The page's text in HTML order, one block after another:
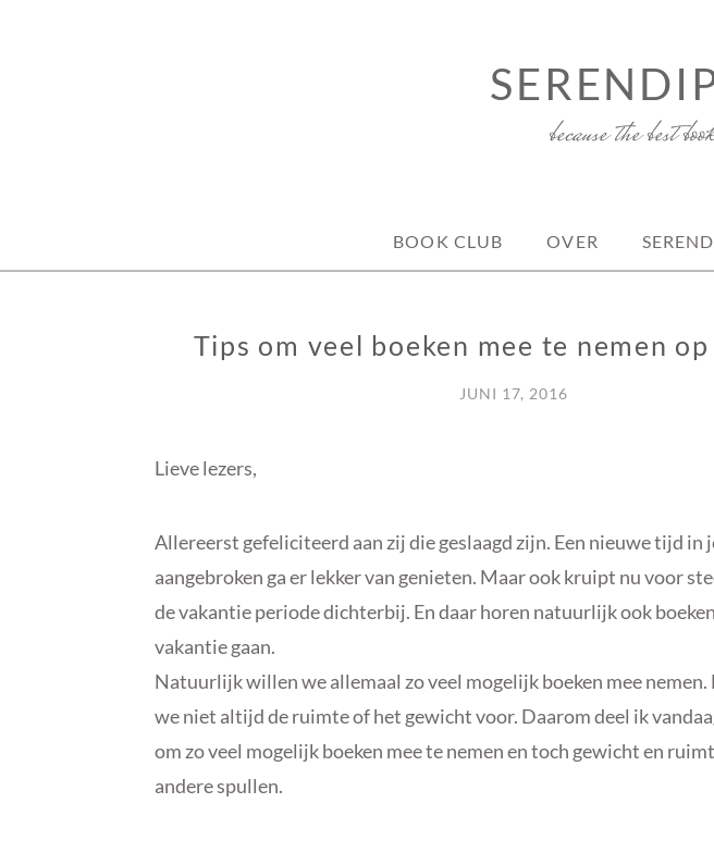
because the best
BOOK CLUB OVER
OVERIG
Tips om veel boeken mee te nemen
JUNI 17, 2016
Lieve lezers,
Allereerst gefeliciteerd aan zij die geslaagd zijn. Een nieuwe tijd in
aangebroken ga er lekker van genieten. Maar ook kruipt nu voor
de vakantie periode dichterbij. En daar horen natuurlijk ook
vakantie gaan.
Natuurlijk willen we allemaal zo veel mogelijk boeken mee nemen.
we niet altijd de ruimte of het gewicht voor. Daarom deel ik
om zo veel mogelijk boeken mee te nemen en toch gewicht en
andere spullen.